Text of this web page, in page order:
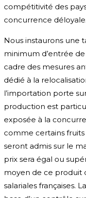
compétitivité des
concurrence déloyale.
Nous instaurons une
minimum d’entrée
cadre des mesures
dédié à la
l’importation porte
production est
exposée à la
comme certains
seront admis sur le
prix sera égal ou
moyen de ce produit
salariales françaises.